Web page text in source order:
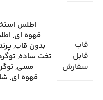
قاب
قابل
سفارش
اطلس
قهوه ای,
بدون قاب,
تخت ساده,
مسی,
قهوه ای,